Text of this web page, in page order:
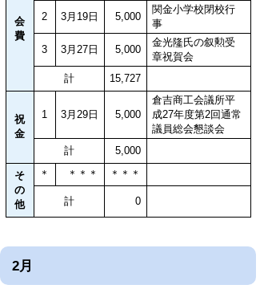
会
費
2 3月19日 5,000
関金小学校閉校行
事
3 3月27日 5,000
金光隆氏の叙勲受
章祝賀会
計
15,727
祝
金
1 3月29日 5,000
倉吉商工会議所平
成27年度第2回通常
議員総会懇談会
計
5,000
そ
の
他
＊ ＊＊＊ ＊＊＊
計 0
2月